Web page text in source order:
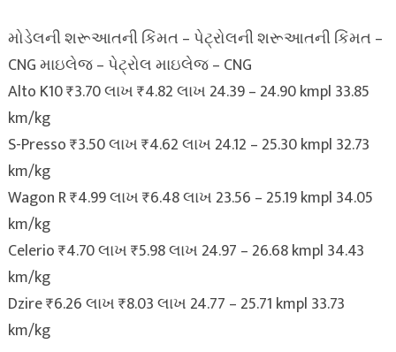
મોડેલની શરૂઆતની કિંમત – પેટ્રોલની શરૂઆતની કિંમત –
CNG માઇલેજ – પેટ્રોલ માઇલેજ – CNG
Alto K10 ₹3.70 લાખ ₹4.82 લાખ 24.39 – 24.90 kmpl 33.85
km/kg
S-Presso ₹3.50 લાખ ₹4.62 લાખ 24.12 – 25.30 kmpl 32.73
km/kg
Wagon R ₹4.99 લાખ ₹6.48 લાખ 23.56 – 25.19 kmpl 34.05
km/kg
Celerio ₹4.70 લાખ ₹5.98 લાખ 24.97 – 26.68 kmpl 34.43
km/kg
Dzire ₹6.26 લાખ ₹8.03 લાખ 24.77 – 25.71 kmpl 33.73
km/kg